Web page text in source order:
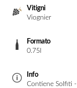
Vitigni
Viognier
Formato
0.75l
Info
Contiene Solfiti -